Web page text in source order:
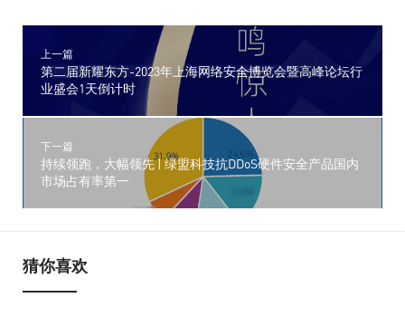
上一篇
第二届新耀东方-2023年上海网络安全博览会暨高峰论坛行
业盛会1天倒计时
下一篇
持续领跑，大幅领先 | 绿盟科技抗DDoS硬件安全产品国内
市场占有率第一
猜你喜欢